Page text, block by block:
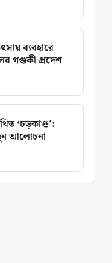
ব্যবহারে
গণ্ডকী প্রদেশ
‘চড়কাণ্ড’:
আলোচনা